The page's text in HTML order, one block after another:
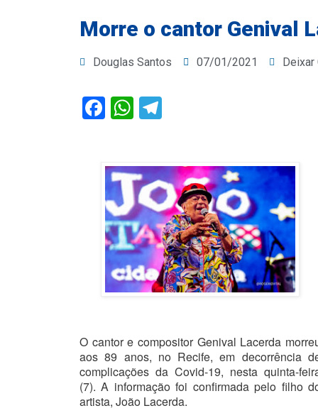
Morre o cantor Genival
Douglas Santos 07/01/2021 Deixar
Facebook
WhatsApp
O cantor e compositor Genival Lacerda
aos 89 anos, no Recife, em decorrência
complicações da Covid-19, nesta quinta-
(7). A informação foi confirmada pelo filho
artista, João Lacerda.